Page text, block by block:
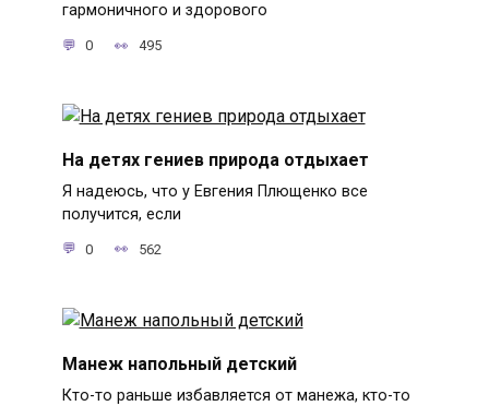
гармоничного и здорового
0 495
На детях гениев природа отдыхает
Я надеюсь, что у Евгения Плющенко все
получится, если
0 562
Манеж напольный детский
Кто-то раньше избавляется от манежа, кто-то